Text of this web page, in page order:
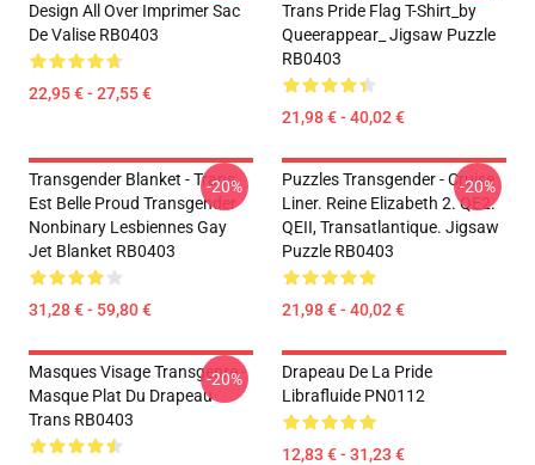
Design All Over Imprimer Sac
De Valise RB0403
22,95 € - 27,55 €
Trans Pride Flag T-Shirt_by
Queerappear_ Jigsaw Puzzle
RB0403
21,98 € - 40,02 €
Transgender Blanket - Trans
Est Belle Proud Transgender
Nonbinary Lesbiennes Gay
Jet Blanket RB0403
31,28 € - 59,80 €
-20%
Puzzles Transgender - Cruise
Liner. Reine Elizabeth 2. QE2.
QEII, Transatlantique. Jigsaw
Puzzle RB0403
21,98 € - 40,02 €
-20%
Masques Visage Transgenre -
Masque Plat Du Drapeau
Trans RB0403
-20%
Drapeau De La Pride
Librafluide PN0112
12,83 € - 31,23 €